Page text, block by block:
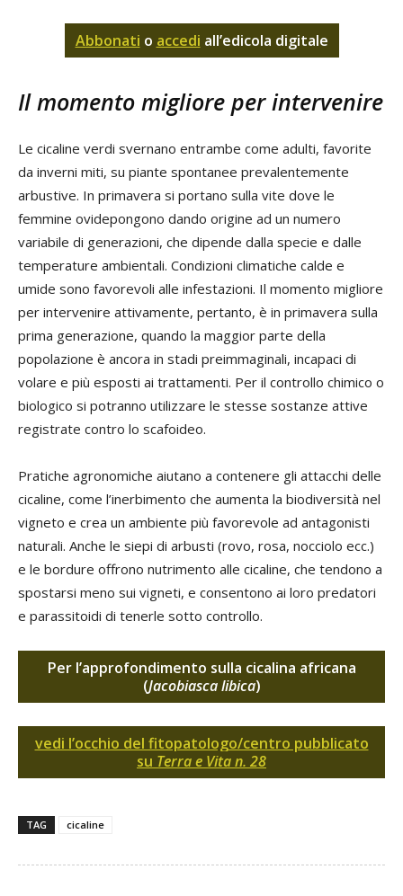
Abbonati o accedi all’edicola digitale
Il momento migliore per intervenire
Le cicaline verdi svernano entrambe come adulti, favorite
da inverni miti, su piante spontanee prevalentemente
arbustive. In primavera si portano sulla vite dove le
femmine ovidepongono dando origine ad un numero
variabile di generazioni, che dipende dalla specie e dalle
temperature ambientali. Condizioni climatiche calde e
umide sono favorevoli alle infestazioni. Il momento migliore
per intervenire attivamente, pertanto, è in primavera sulla
prima generazione, quando la maggior parte della
popolazione è ancora in stadi preimmaginali, incapaci di
volare e più esposti ai trattamenti. Per il controllo chimico o
biologico si potranno utilizzare le stesse sostanze attive
registrate contro lo scafoideo.
Pratiche agronomiche aiutano a contenere gli attacchi delle
cicaline, come l’inerbimento che aumenta la biodiversità nel
vigneto e crea un ambiente più favorevole ad antagonisti
naturali. Anche le siepi di arbusti (rovo, rosa, nocciolo ecc.)
e le bordure offrono nutrimento alle cicaline, che tendono a
spostarsi meno sui vigneti, e consentono ai loro predatori
e parassitoidi di tenerle sotto controllo.
Per l’approfondimento sulla cicalina africana
(Jacobiasca libica)
vedi l’occhio del fitopatologo/centro pubblicato
su Terra e Vita n. 28
TAG cicaline